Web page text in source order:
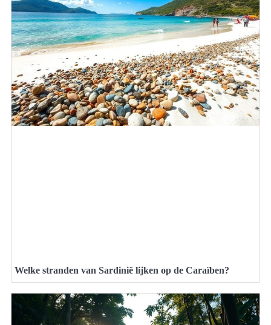
Welke stranden van Sardinië lijken op de Caraïben?